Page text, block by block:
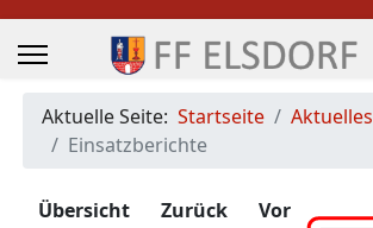
Aktuelle Seite: Startseite
Aktuelles
Einsatzberichte
Übersicht Zurück Vor